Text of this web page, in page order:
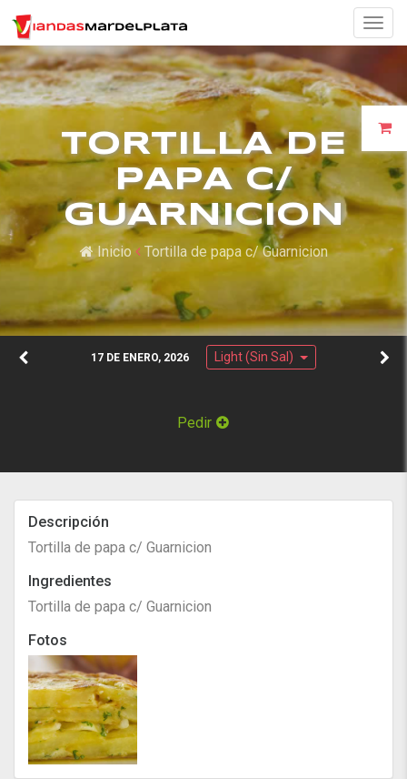
TORTILLA DE
PAPA C/
GUARNICION
Inicio Tortilla de papa c/ Guarnicion
17 DE ENERO, 2026 Light (Sin Sal)
Pedir
Descripción
Tortilla de papa c/ Guarnicion
Ingredientes
Tortilla de papa c/ Guarnicion
Fotos